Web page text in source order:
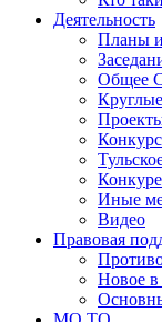
Деятельность
Планы
Общее
Иные
Видео
Правовая
Новое в